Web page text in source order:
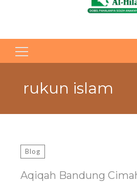
Search
rukun islam
Blog
Aqiqah Bandung